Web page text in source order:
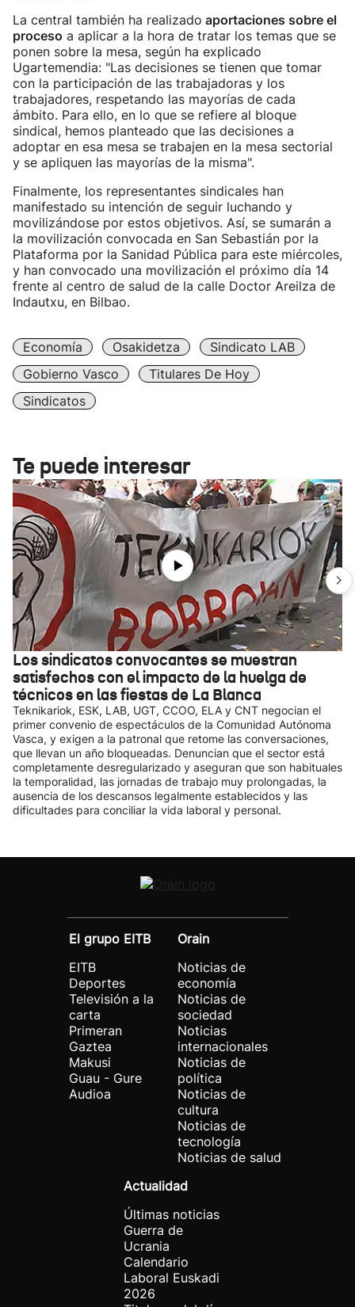
La central también ha realizado aportaciones sobre el
proceso a aplicar a la hora de tratar los temas que se
ponen sobre la mesa, según ha explicado
Ugartemendia: "Las decisiones se tienen que tomar
con la participación de las trabajadoras y los
trabajadores, respetando las mayorías de cada
ámbito. Para ello, en lo que se refiere al bloque
sindical, hemos planteado que las decisiones a
adoptar en esa mesa se trabajen en la mesa sectorial
y se apliquen las mayorías de la misma".
Finalmente, los representantes sindicales han
manifestado su intención de seguir luchando y
movilizándose por estos objetivos. Así, se sumarán a
la movilización convocada en San Sebastián por la
Plataforma por la Sanidad Pública para este miércoles,
y han convocado una movilización el próximo día 14
frente al centro de salud de la calle Doctor Areilza de
Indautxu, en Bilbao.
Economía Osakidetza
Sindicato LAB
Gobierno Vasco
Titulares De Hoy
Sindicatos
Te puede interesar
Los sindicatos convocantes se muestran
satisfechos con el impacto de la huelga de
técnicos en las fiestas de La Blanca
Teknikariok, ESK, LAB, UGT, CCOO, ELA y CNT negocian el
primer convenio de espectáculos de la Comunidad Autónoma
Vasca, y exigen a la patronal que retome las conversaciones,
que llevan un año bloqueadas. Denuncian que el sector está
completamente desregularizado y aseguran que son habituales
la temporalidad, las jornadas de trabajo muy prolongadas, la
ausencia de los descansos legalmente establecidos y las
dificultades para conciliar la vida laboral y personal.
El grupo EITB
EITB
Deportes
Televisión a la
carta
Primeran
Gaztea
Makusi
Guau - Gure
Audioa
Orain
Noticias de
economía
Noticias de
sociedad
Noticias
internacionales
Noticias de
política
Noticias de
cultura
Noticias de
tecnología
Noticias de salud
Actualidad
Últimas noticias
Guerra de
Ucrania
Calendario
Laboral Euskadi
2026